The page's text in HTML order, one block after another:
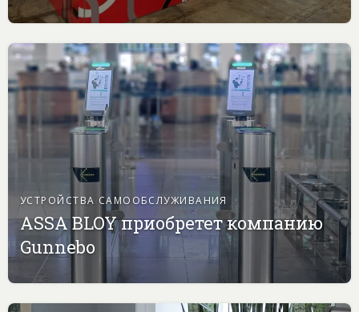
УСТРОЙСТВА САМООБСЛУЖИВАНИЯ
ASSA BLOY приобретет компанию
Gunnebo